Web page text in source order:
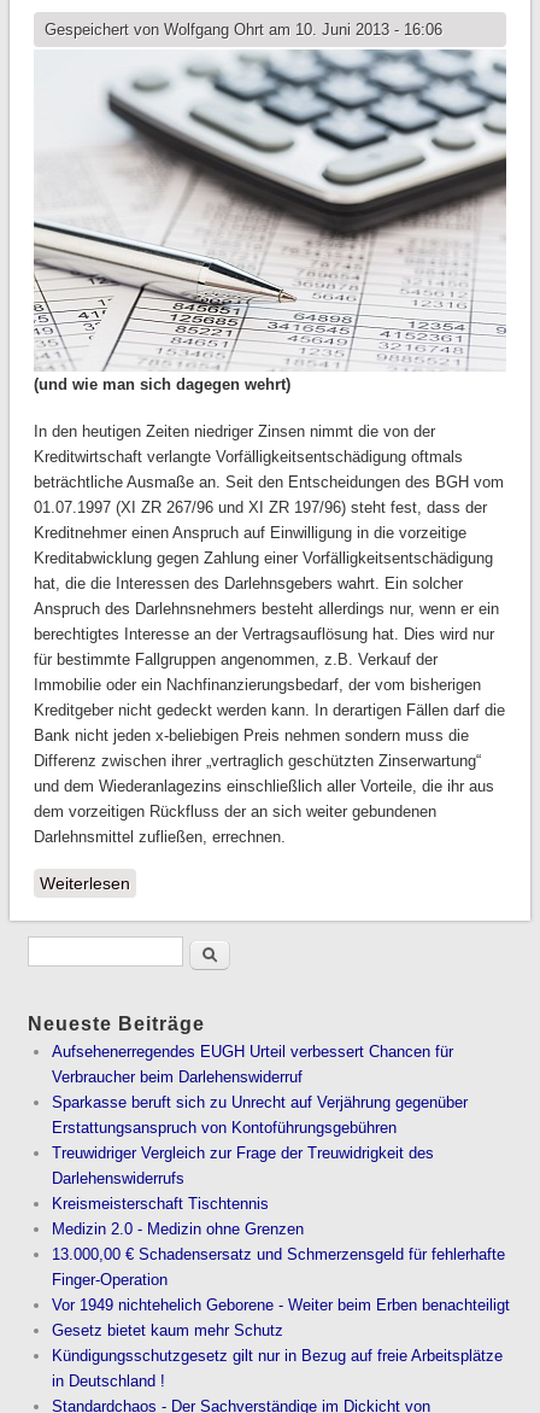
Gespeichert von Wolfgang Ohrtam 10. Juni 2013 - 16:06
(und wie man sich dagegen wehrt)
In den heutigen Zeiten niedriger Zinsen nimmt die von der
Kreditwirtschaft verlangte Vorfälligkeitsentschädigung oftmals
beträchtliche Ausmaße an. Seit den Entscheidungen des BGH vom
01.07.1997 (XI ZR 267/96 und XI ZR 197/96) steht fest, dass der
Kreditnehmer einen Anspruch auf Einwilligung in die vorzeitige
Kreditabwicklung gegen Zahlung einer Vorfälligkeitsentschädigung
hat, die die Interessen des Darlehnsgebers wahrt. Ein solcher
Anspruch des Darlehnsnehmers besteht allerdings nur, wenn er ein
berechtigtes Interesse an der Vertragsauflösung hat. Dies wird nur
für bestimmte Fallgruppen angenommen, z.B. Verkauf der
Immobilie oder ein Nachfinanzierungsbedarf, der vom bisherigen
Kreditgeber nicht gedeckt werden kann. In derartigen Fällen darf die
Bank nicht jeden x-beliebigen Preis nehmen sondern muss die
Differenz zwischen ihrer „vertraglich geschützten Zinserwartung“
und dem Wiederanlagezins einschließlich aller Vorteile, die ihr aus
dem vorzeitigen Rückfluss der an sich weiter gebundenen
Darlehnsmittel zufließen, errechnen.
Weiterlesenüber Ärger mit der Vorfälligkeitsentschädigung
Neueste Beiträge
Aufsehenerregendes EUGH Urteil verbessert Chancen für
Verbraucher beim Darlehenswiderruf
Sparkasse beruft sich zu Unrecht auf Verjährung gegenüber
Erstattungsanspruch von Kontoführungsgebühren
Treuwidriger Vergleich zur Frage der Treuwidrigkeit des
Darlehenswiderrufs
Kreismeisterschaft Tischtennis
Medizin 2.0 - Medizin ohne Grenzen
13.000,00 € Schadensersatz und Schmerzensgeld für fehlerhafte
Finger-Operation
Vor 1949 nichtehelich Geborene - Weiter beim Erben benachteiligt
Gesetz bietet kaum mehr Schutz
Kündigungsschutzgesetz gilt nur in Bezug auf freie Arbeitsplätze
in Deutschland !
Standardchaos - Der Sachverständige im Dickicht von